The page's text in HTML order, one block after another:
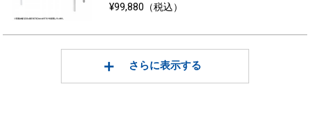
¥99,880（税込）
さらに表示する